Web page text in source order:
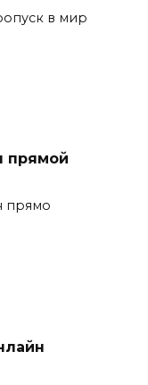
в мир
прямой
прямо